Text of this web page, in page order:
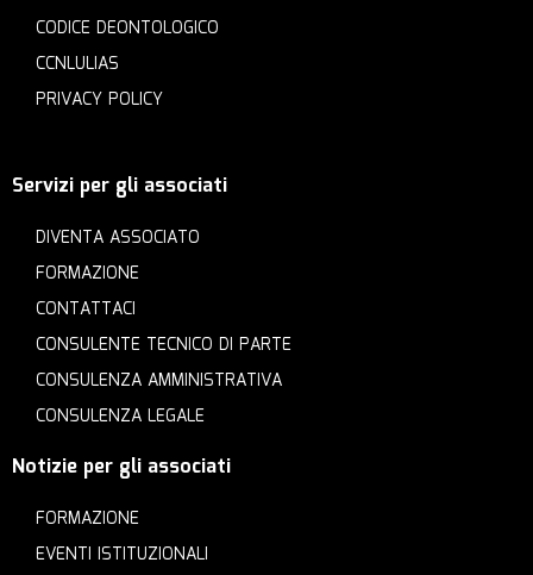
CODICE DEONTOLOGICO
CCNLULIAS
PRIVACY POLICY
Servizi per gli associati
DIVENTA ASSOCIATO
FORMAZIONE
CONTATTACI
CONSULENTE TECNICO DI PARTE
CONSULENZA AMMINISTRATIVA
CONSULENZA LEGALE
Notizie per gli associati
FORMAZIONE
EVENTI ISTITUZIONALI